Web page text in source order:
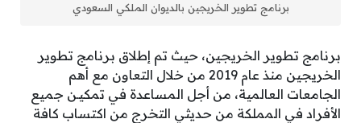
برنامج تطوير الخريجين بالديوان الملكي السعودي
برنامج تطوير الخريجين، حيث تم إطلاق برنامج تطوير
الخريجين منذ عام 2019 من خلال التعاون مع أهم
الجامعات العالمية، من أجل المساعدة في تمكيـن جميع
الأفراد في المملكة من حديثي التخرج من اكتساب كافة